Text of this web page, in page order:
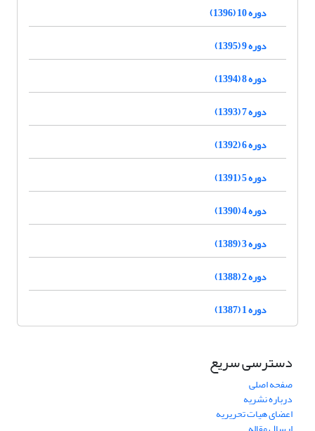
دوره 10 (1396)
دوره 9 (1395)
دوره 8 (1394)
دوره 7 (1393)
دوره 6 (1392)
دوره 5 (1391)
دوره 4 (1390)
دوره 3 (1389)
دوره 2 (1388)
دوره 1 (1387)
دسترسی سریع
صفحه اصلی
درباره نشریه
اعضای هیات تحریریه